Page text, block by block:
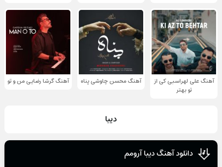
آهنگ علی لهراسبی کی از
تو ‌بهتر
آهنگ محسن چاوشی پناه آهنگ گرشا رضایی من و تو
دیبا
دانلود آهنگ دیبا آرومم